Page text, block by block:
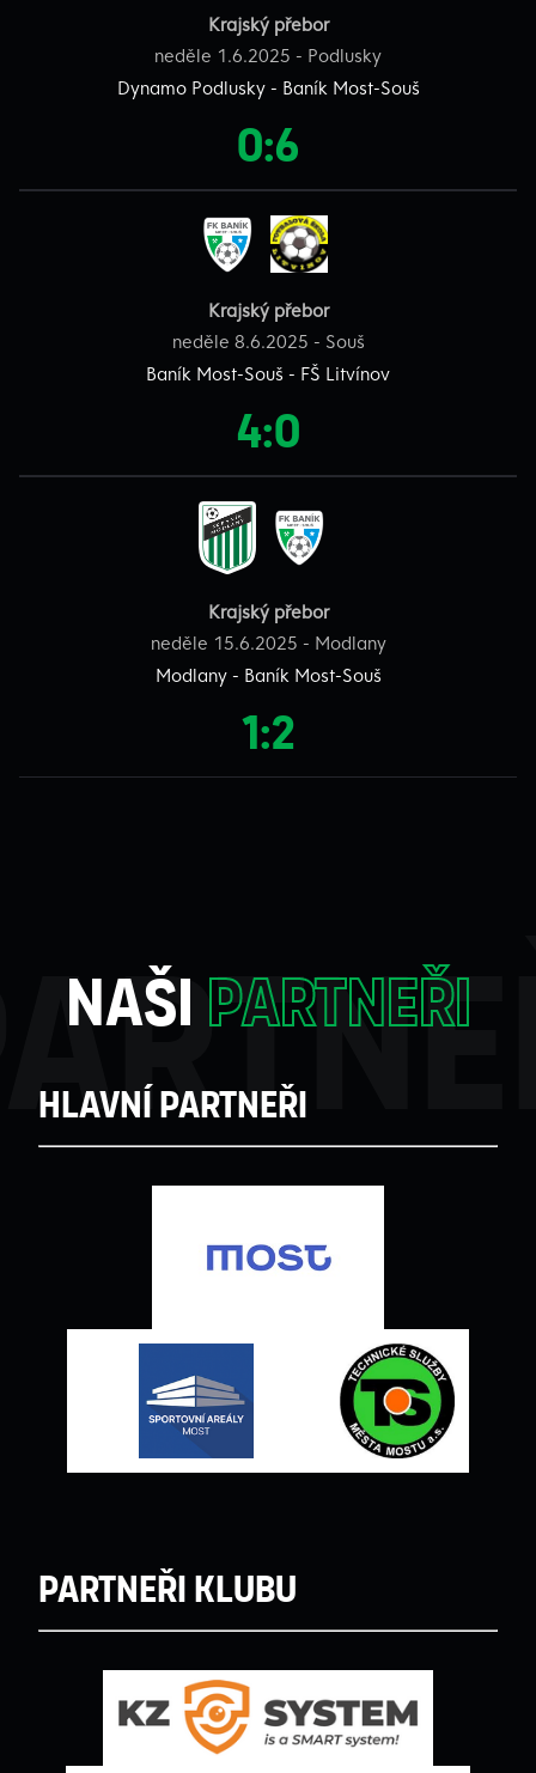
Krajský přebor
neděle 1.6.2025 - Podlusky
Dynamo Podlusky - Baník Most-Souš
0:6
Krajský přebor
neděle 8.6.2025 - Souš
Baník Most-Souš - FŠ Litvínov
4:0
Krajský přebor
neděle 15.6.2025 - Modlany
Modlany - Baník Most-Souš
1:2
naši partneři
Hlavní partneři
Partneři klubu